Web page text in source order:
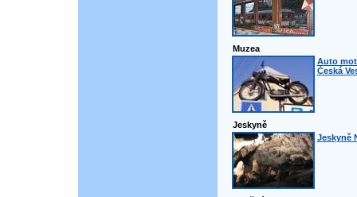
Muzea
Auto
Česká
Jeskyně
Jeskyně